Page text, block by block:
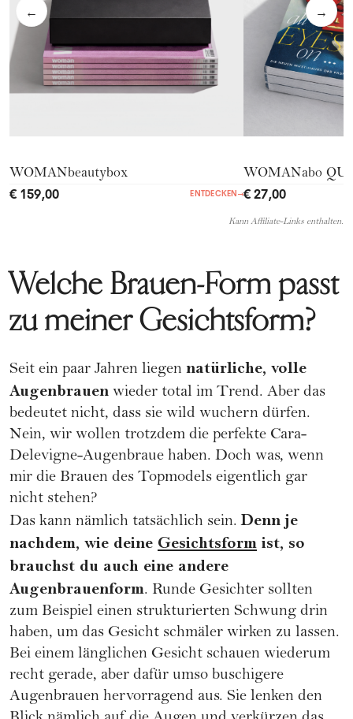
← →
WOMANbeautybox
€ 159,00 ENTDECKEN →
WOMANabo
€ 27,00
Kann Affiliate-Links enthalten.
Welche Brauen-Form passt
zu meiner Gesichtsform?
Seit ein paar Jahren liegen natürliche, volle
Augenbrauen wieder total im Trend. Aber das
bedeutet nicht, dass sie wild wuchern dürfen.
Nein, wir wollen trotzdem die perfekte Cara-
Delevigne-Augenbraue haben. Doch was, wenn
mir die Brauen des Topmodels eigentlich gar
nicht stehen?
Das kann nämlich tatsächlich sein.Denn je
nachdem, wie deine Gesichtsform ist, so
brauchst du auch eine andere
Augenbrauenform. Runde Gesichter sollten
zum Beispiel einen strukturierten Schwung drin
haben, um das Gesicht schmäler wirken zu lassen.
Bei einem länglichen Gesicht schauen wiederum
recht gerade, aber dafür umso buschigere
Augenbrauen hervorragend aus. Sie lenken den